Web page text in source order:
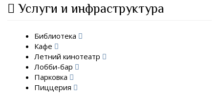
Услуги и инфраструктура
Библиотека
Кафе
Летний кинотеатр
Лобби-бар
Парковка
Пиццерия